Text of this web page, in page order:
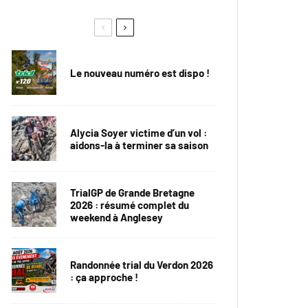
Le nouveau numéro est dispo !
Alycia Soyer victime d’un vol :
aidons-la à terminer sa saison
TrialGP de Grande Bretagne
2026 : résumé complet du
weekend à Anglesey
Randonnée trial du Verdon 2026
: ça approche !